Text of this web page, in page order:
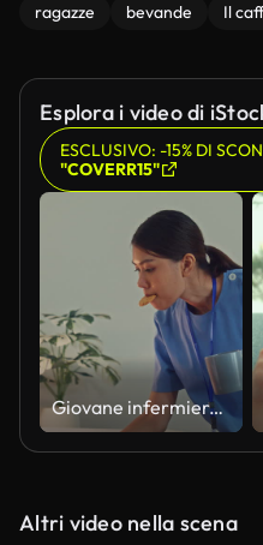
ragazze bevande Il
Esplora i video di
ESCLUSIVO: -15% DI
"COVERR15"
Giovane infermiera asiatica in camice blu che tiene una tazza di caffè e un biscotto mentre usa un laptop nella camera da letto di casa. concetto di stile di vita dell'infermiera.
Altri video nella scena